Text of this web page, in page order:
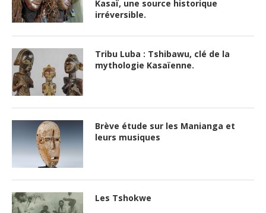
Kasaï, une source historique
irréversible.
Tribu Luba : Tshibawu, clé de la
mythologie Kasaïenne.
Brève étude sur les Manianga et
leurs musiques
Les Tshokwe